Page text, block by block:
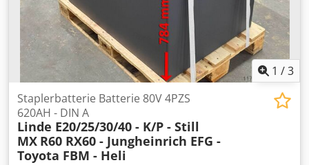
1 /3
Staplerbatterie Batterie 80V 4PZS
620AH - DIN A
Linde E20/25/30/40 - K/P - Still
MX R60 RX60 - Jungheinrich EFG -
Toyota FBM - Heli